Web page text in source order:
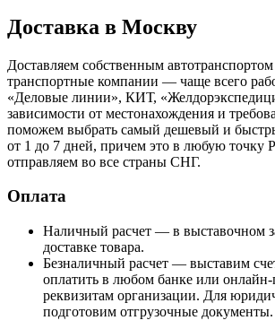
Доставка в Москву
Доставляем собственным
транспортные компании — чаще всего
«Деловые линии», КИТ,
зависимости от местонахождения и
поможем выбрать самый дешевый и
от 1 до 7 дней, причем это в любую точку
отправляем во все страны СНГ.
Оплата
Наличный расчет — в выставочном
доставке товара.
Безналичный расчет — выставим
оплатить в любом банке или
реквизитам организации. Для
подготовим отгрузочные документы.